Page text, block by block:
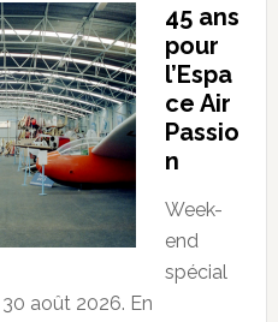
45 ans
pour
l’Espa
ce Air
Passio
n
Week-
end
spécial
août 2026. En